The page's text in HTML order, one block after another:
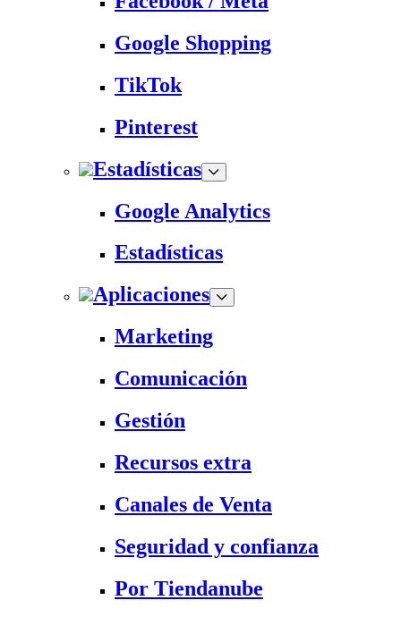
Google Shopping
TikTok
Pinterest
Estadísticas
Google Analytics
Estadísticas
Aplicaciones
Marketing
Comunicación
Gestión
Recursos extra
Canales de Venta
Seguridad y confianza
Por Tiendanube